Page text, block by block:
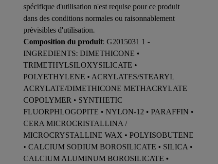
spécifique d'utilisation n'est requise pour ce produit
dans des conditions normales ou raisonnablement
prévisibles d'utilisation.
Composition du produit: G2015031 1 -
INGREDIENTS: DIMETHICONE •
TRIMETHYLSILOXYSILICATE •
POLYETHYLENE • ACRYLATES/STEARYL
ACRYLATE/DIMETHICONE METHACRYLATE
COPOLYMER • SYNTHETIC
FLUORPHLOGOPITE • NYLON-12 • PARAFFIN •
CERA MICROCRISTALLINA /
MICROCRYSTALLINE WAX • POLYISOBUTENE
• CALCIUM SODIUM BOROSILICATE • SILICA •
CALCIUM ALUMINUM BOROSILICATE •